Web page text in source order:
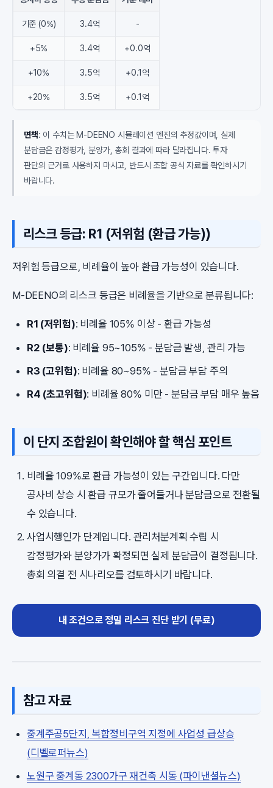
기준 (0%) 3.4억 -
+5% 3.4억 +0.0억
+10% 3.5억 +0.1억
+20% 3.5억 +0.1억
면책: 이 수치는 M-DEENO 시뮬레이션 엔진의 추정값이며, 실제
분담금은 감정평가, 분양가, 총회 결과에 따라 달라집니다. 투자
판단의 근거로 사용하지 마시고, 반드시 조합 공식 자료를 확인하시기
바랍니다.
리스크 등급: R1 (저위험 (환급 가능))
저위험 등급으로, 비례율이 높아 환급 가능성이 있습니다.
M-DEENO의 리스크 등급은 비례율을 기반으로 분류됩니다:
R1 (저위험): 비례율 105% 이상 - 환급 가능성
R2 (보통): 비례율 95~105% - 분담금 발생, 관리 가능
R3 (고위험): 비례율 80~95% - 분담금 부담 주의
R4 (초고위험): 비례율 80% 미만 - 분담금 부담 매우 높음
이 단지 조합원이 확인해야 할 핵심 포인트
비례율 109%로 환급 가능성이 있는 구간입니다. 다만
공사비 상승 시 환급 규모가 줄어들거나 분담금으로 전환될
수 있습니다.
사업시행인가 단계입니다. 관리처분계획 수립 시
감정평가와 분양가가 확정되면 실제 분담금이 결정됩니다.
총회 의결 전 시나리오를 검토하시기 바랍니다.
내 조건으로 정밀 리스크 진단 받기 (무료)
참고 자료
중계주공5단지, 복합정비구역 지정에 사업성 급상승
(디벨로퍼뉴스)
노원구 중계동 2300가구 재건축 시동 (파이낸셜뉴스)